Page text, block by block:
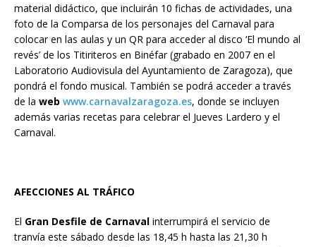
material didáctico, que incluirán 10 fichas de actividades, una
foto de la Comparsa de los personajes del Carnaval para
colocar en las aulas y un QR para acceder al disco ‘El mundo al
revés’ de los Titiriteros en Binéfar (grabado en 2007 en el
Laboratorio Audiovisula del Ayuntamiento de Zaragoza), que
pondrá el fondo musical. También se podrá acceder a través
de la web www.carnavalzaragoza.es, donde se incluyen
además varias recetas para celebrar el Jueves Lardero y el
Carnaval.
AFECCIONES AL TRÁFICO
El Gran Desfile de Carnaval interrumpirá el servicio de
tranvía este sábado desde las 18,45 h hasta las 21,30 h